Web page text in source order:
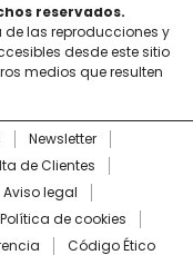
reservados.
de las reproducciones y
desde este sitio
medios que resulten
Newsletter
de Clientes
Aviso legal
Política de cookies
Código Ético